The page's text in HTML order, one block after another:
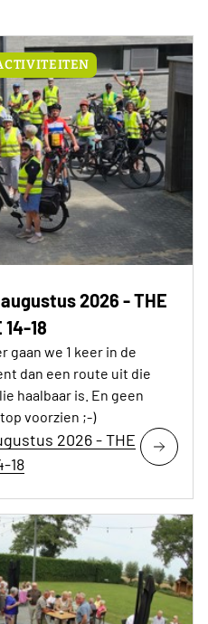
2026 - THE
14-18
gaan we 1 keer in de
dan een route uit die
haalbaar is. En geen
voorzien ;-)
2026 - THE
18